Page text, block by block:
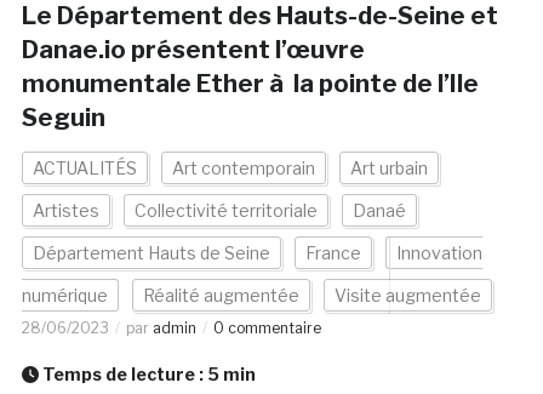
Le Département des Hauts-de-Seine et
Danae.io présentent l’œuvre
monumentale Ether à la pointe de l’Ile
Seguin
ACTUALITÉS Art contemporain Art urbain
Artistes Collectivité territoriale Danaé
Département Hauts de Seine France Innovation
numérique Réalité augmentée Visite augmentée
28/06/2023 par admin 0 commentaire
Temps de lecture : 5 min